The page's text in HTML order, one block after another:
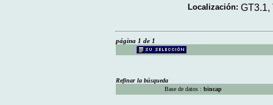
Localización: GT3.1,
página 1 de 1
Refinar la búsqueda
Base de datos : bincap